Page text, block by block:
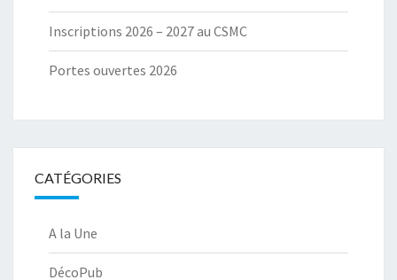
Inscriptions 2026 – 2027 au CSMC
Portes ouvertes 2026
CATÉGORIES
A la Une
DécoPub